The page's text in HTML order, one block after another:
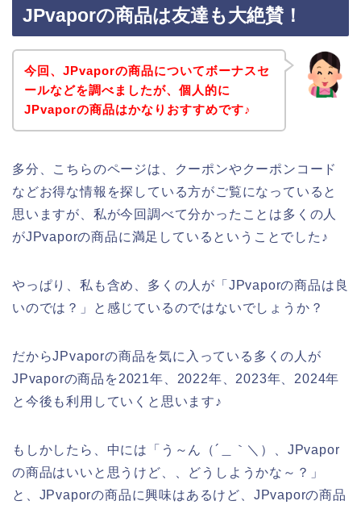
JPvaporの商品は友達も大絶賛！
今回、JPvaporの商品についてボーナスセ
ールなどを調べましたが、個人的に
JPvaporの商品はかなりおすすめです♪
多分、こちらのページは、クーポンやクーポンコード
などお得な情報を探している方がご覧になっていると
思いますが、私が今回調べて分かったことは多くの人
がJPvaporの商品に満足しているということでした♪
やっぱり、私も含め、多くの人が「JPvaporの商品は良
いのでは？」と感じているのではないでしょうか？
だからJPvaporの商品を気に入っている多くの人が
JPvaporの商品を2021年、2022年、2023年、2024年
と今後も利用していくと思います♪
もしかしたら、中には「う～ん（´＿｀＼）、JPvapor
の商品はいいと思うけど、、どうしようかな～？」
と、JPvaporの商品に興味はあるけど、JPvaporの商品